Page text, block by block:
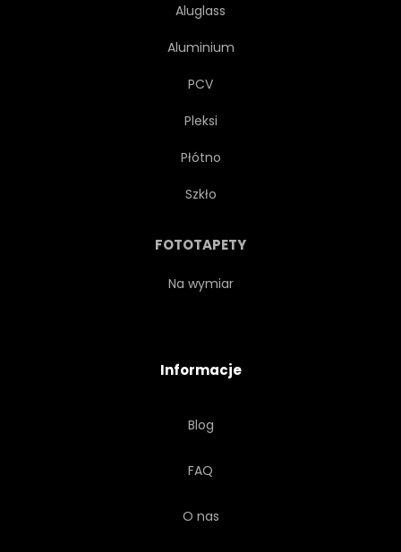
Aluglass
Aluminium
PCV
Pleksi
Płótno
Szkło
FOTOTAPETY
Na wymiar
Informacje
Blog
FAQ
O nas